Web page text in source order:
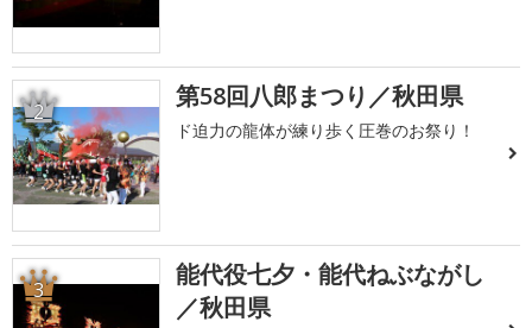
2 第58回八郎まつり／秋田県
ド迫力の龍体が練り歩く圧巻のお祭り！
3
能代役七夕・能代ねぶながし
／秋田県